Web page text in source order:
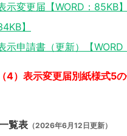
変更届【WORD：85KB】
】
申請書（更新）【WORD
4）表示変更届別紙様式5
覧表 （2026年6月12日更新）